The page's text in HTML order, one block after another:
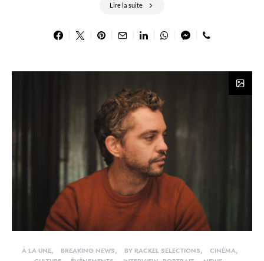
Lire la suite
À LA UNE BREAKING NEWS BY RACKEL SELECTIONS
CINÉMA